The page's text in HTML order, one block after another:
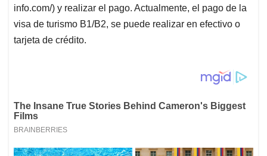
info.com/) y realizar el pago. Actualmente, el pago de la
visa de turismo B1/B2, se puede realizar en efectivo o
tarjeta de crédito.